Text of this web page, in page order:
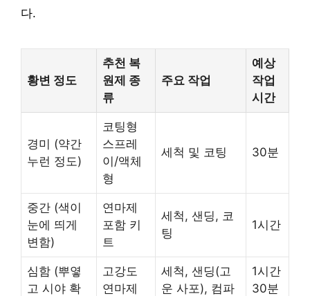
다.
황변 정도
추천 복
원제 종
류
주요 작업
예상
작업
시간
경미 (약간
누런 정도)
코팅형
스프레
이/액체
형
세척 및 코팅 30분
중간 (색이
눈에 띄게
변함)
연마제
포함 키
트
세척, 샌딩, 코
팅
1시간
심함 (뿌옇
고 시야 확
고강도
연마제
세척, 샌딩(고
운 사포), 컴파
1시간
30분